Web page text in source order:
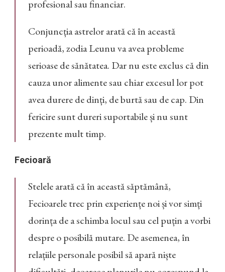
profesional sau financiar.
Conjuncția astrelor arată că în această
perioadă, zodia Leunu va avea probleme
serioase de sănătatea. Dar nu este exclus că din
cauza unor alimente sau chiar excesul lor pot
avea durere de dinți, de burtă sau de cap. Din
fericire sunt dureri suportabile și nu sunt
prezente mult timp.
Fecioară
Stelele arată că în această săptămână,
Fecioarele trec prin experiențe noi și vor simți
dorința de a schimba locul sau cel puțin a vorbi
despre o posibilă mutare. De asemenea, în
relațiile personale posibil să apară niște